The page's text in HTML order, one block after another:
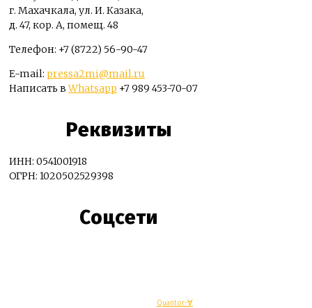
г. Махачкала, ул. И. Казака,
д. 47, кор. А, помещ. 48
Телефон: +7 (8722) 56-90-47
E-mail: pressa2mi@mail.ru
Написать вWhatsapp +7 989 453-70-07
Реквизиты
ИНН: 0541001918
ОГРН: 1020502529398
Соцсети
Quantor-∀